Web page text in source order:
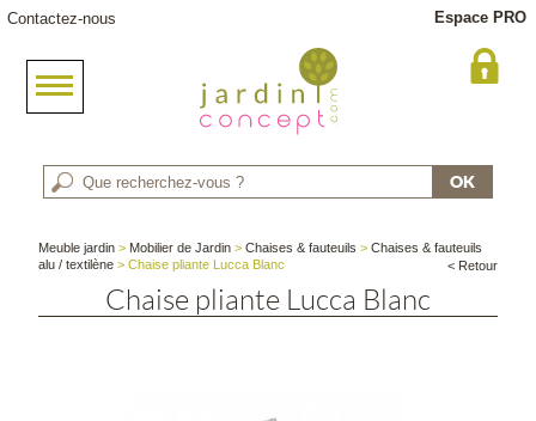
Contactez-nous Espace PRO
Meuble jardin > Mobilier de Jardin >Chaises & fauteuils >Chaises & fauteuils
alu / textilène > Chaise pliante Lucca Blanc < Retour
Chaise pliante Lucca Blanc